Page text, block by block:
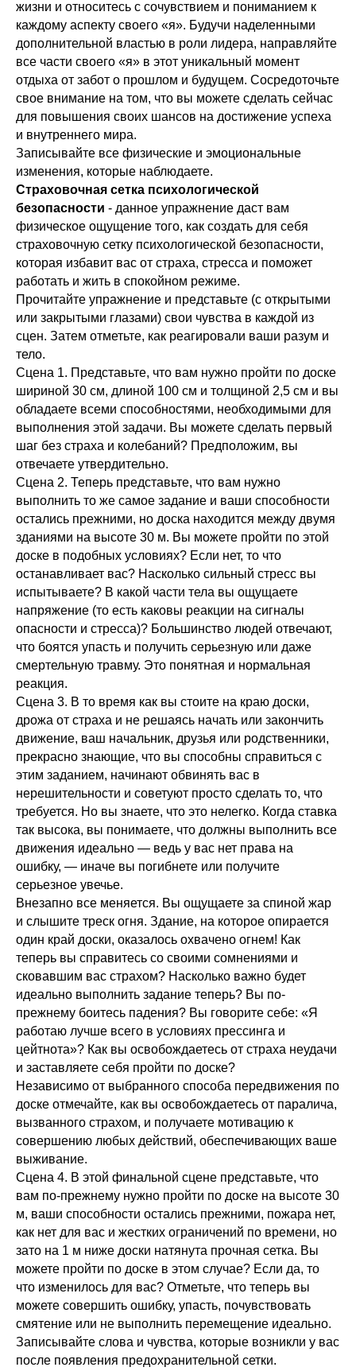
жизни и относитесь с сочувствием и пониманием к
каждому аспекту своего «я». Будучи наделенными
дополнительной властью в роли лидера, направляйте
все части своего «я» в этот уникальный момент
отдыха от забот о прошлом и будущем. Сосредоточьте
свое внимание на том, что вы можете сделать сейчас
для повышения своих шансов на достижение успеха
и внутреннего мира.
Записывайте все физические и эмоциональные
изменения, которые наблюдаете.
Страховочная сетка психологической
безопасности - данное упражнение даст вам
физическое ощущение того, как создать для себя
страховочную сетку психологической безопасности,
которая избавит вас от страха, стресса и поможет
работать и жить в спокойном режиме.
Прочитайте упражнение и представьте (с открытыми
или закрытыми глазами) свои чувства в каждой из
сцен. Затем отметьте, как реагировали ваши разум и
тело.
Сцена 1. Представьте, что вам нужно пройти по доске
шириной 30 см, длиной 100 см и толщиной 2,5 см и вы
обладаете всеми способностями, необходимыми для
выполнения этой задачи. Вы можете сделать первый
шаг без страха и колебаний? Предположим, вы
отвечаете утвердительно.
Сцена 2. Теперь представьте, что вам нужно
выполнить то же самое задание и ваши способности
остались прежними, но доска находится между двумя
зданиями на высоте 30 м. Вы можете пройти по этой
доске в подобных условиях? Если нет, то что
останавливает вас? Насколько сильный стресс вы
испытываете? В какой части тела вы ощущаете
напряжение (то есть каковы реакции на сигналы
опасности и стресса)? Большинство людей отвечают,
что боятся упасть и получить серьезную или даже
смертельную травму. Это понятная и нормальная
реакция.
Сцена 3. В то время как вы стоите на краю доски,
дрожа от страха и не решаясь начать или закончить
движение, ваш начальник, друзья или родственники,
прекрасно знающие, что вы способны справиться с
этим заданием, начинают обвинять вас в
нерешительности и советуют просто сделать то, что
требуется. Но вы знаете, что это нелегко. Когда ставка
так высока, вы понимаете, что должны выполнить все
движения идеально — ведь у вас нет права на
ошибку, — иначе вы погибнете или получите
серьезное увечье.
Внезапно все меняется. Вы ощущаете за спиной жар
и слышите треск огня. Здание, на которое опирается
один край доски, оказалось охвачено огнем! Как
теперь вы справитесь со своими сомнениями и
сковавшим вас страхом? Насколько важно будет
идеально выполнить задание теперь? Вы по-
прежнему боитесь падения? Вы говорите себе: «Я
работаю лучше всего в условиях прессинга и
цейтнота»? Как вы освобождаетесь от страха неудачи
и заставляете себя пройти по доске?
Независимо от выбранного способа передвижения по
доске отмечайте, как вы освобождаетесь от паралича,
вызванного страхом, и получаете мотивацию к
совершению любых действий, обеспечивающих ваше
выживание.
Сцена 4. В этой финальной сцене представьте, что
вам по-прежнему нужно пройти по доске на высоте 30
м, ваши способности остались прежними, пожара нет,
как нет для вас и жестких ограничений по времени, но
зато на 1 м ниже доски натянута прочная сетка. Вы
можете пройти по доске в этом случае? Если да, то
что изменилось для вас? Отметьте, что теперь вы
можете совершить ошибку, упасть, почувствовать
смятение или не выполнить перемещение идеально.
Записывайте слова и чувства, которые возникли у вас
после появления предохранительной сетки.